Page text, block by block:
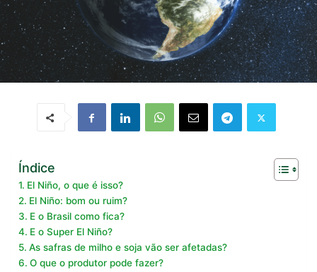
Índice
El Niño, o que é isso?
El Niño: bom ou ruim?
E o Brasil como fica?
E o Super El Niño?
As safras de milho e soja vão ser afetadas?
O que o produtor pode fazer?